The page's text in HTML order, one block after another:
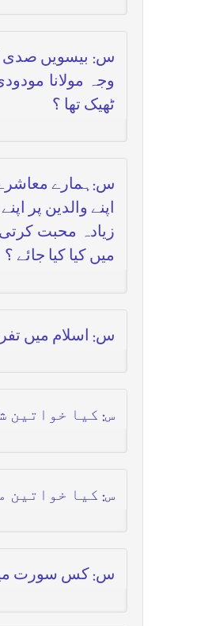
س: بیسویں صدی
وجہ مولانا
ٹھیک تھا ؟
س:ہمارے معاشرے
اپنے والدین پر
زیادہ محبت
میں کیا کیا جائے ؟
س: اسلام میں
س: کیا خواتین
س: کیا خواتین
س: کس سورت میں